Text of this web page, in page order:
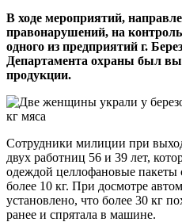
В ходе мероприятий,
правонарушений, на
одного из предприятий г.
Департамента охраны был
продукции.
Сотрудники милиции при
двух работниц 56 и 39 лет,
одеждой целлофановые пакеты
более 10 кг. При досмотре
установлено, что более 30 кг
ранее и спрятала в машине.